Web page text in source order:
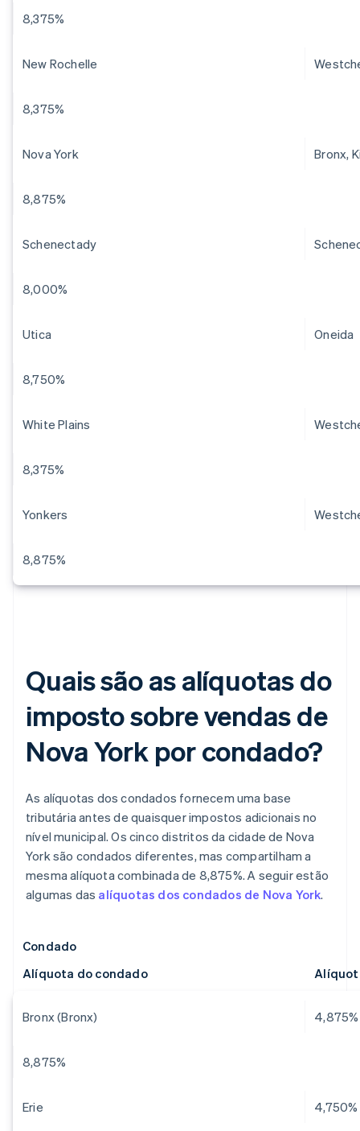
8,375%
New Rochelle
8,375%
Nova York Bronx,
8,875%
Schenectady
8,000%
Utica Oneida
8,750%
White Plains
8,375%
Yonkers
8,875%
Quais são as alíquotas do
imposto sobre vendas de
Nova York por condado?
As alíquotas dos condados fornecem uma base
tributária antes de quaisquer impostos adicionais no
nível municipal. Os cinco distritos da cidade de Nova
York são condados diferentes, mas compartilham a
mesma alíquota combinada de 8,875%. A seguir estão
algumas das alíquotas dos condados de Nova York.
Condado
Alíquota do condado
Bronx (Bronx) 4,875%
8,875%
Erie 4,750%